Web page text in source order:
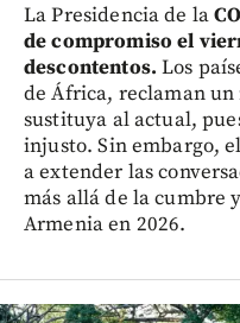
La Presidencia de la
de compromiso el
descontentos. Los
de África, reclaman
sustituya al actual,
injusto. Sin embargo,
a extender las
más allá de la cumbre
Armenia en 2026.